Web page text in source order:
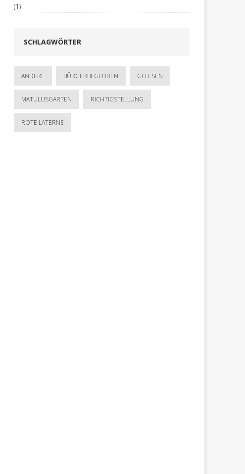
(1)
SCHLAGWÖRTER
ANDERE BÜRGERBEGEHREN GELESEN
MATULUSGARTEN RICHTIGSTELLUNG
ROTE LATERNE